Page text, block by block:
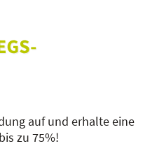
auf und erhalte eine
zu 75%!